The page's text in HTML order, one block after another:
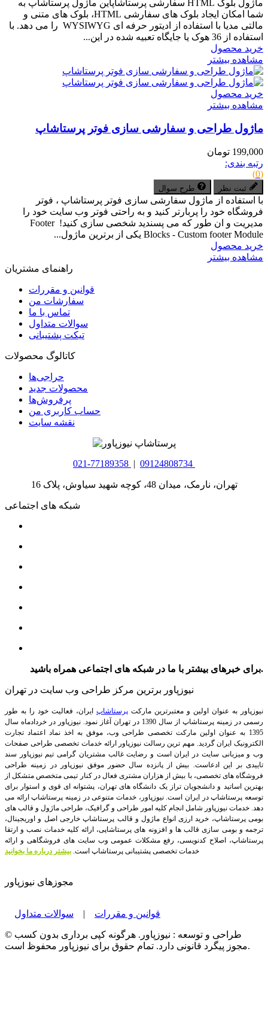
ماژول بلوک HTML سفارشی پرستاشاپاین ماژول پرستاشاپ به
شما امکان ایجاد بلوک های سفارشی HTML، بلوک های متنی و
مالتی مدیا با استفاده از ادیتور حرفه ای WYSIWYG را می دهد. با
استفاده از 36 هوک یا جایگاه تعبیه شده در این...
خرید محصول
مشاهده بیشتر
خرید محصول
مشاهده بیشتر
ماژول طراحی و سفارشی سازی فوتر پرستاشاپ
199,000 تومان
رتبه بندی:
(0)
ثبت نظر طرح سوال
با استفاده از ماژول سفارشی سازی فوتر پرستاشاپ ، فوتر
فروشگاه خود را پربارتر کنید و به راحتی فوتر وب سایت خود را
مدیریت و ان طور که می پسندید شخصی سازی کنید! Footer
Blocks - Custom footer Module یکی از برترین ماژول...
خرید محصول
مشاهده بیشتر
راهنمای مشتریان
قوانین و مقررات
سفارشات من
تماس با ما
سوالات متداول
تیکت پشتیبانی
کاتالوگ محصولات
حراجی‌ها
محصولات جدید
پرفروش‌ها
حساب کاربری من
نقشه سایت
021-77189358 09124808734
تهران، نارمک، میدان 48، کوچه شهید سیاوش، پلاک 16
شبکه های اجتماعی
برای خبرهای بیشتر با ما در شبکه های اجتماعی همراه باشید.
نیوزپاور برترین مرکز طراحی وب سایت در تهران
نیوزپاور به عنوان اولین و معتبرترین مارکت پرستاشاپ ایران، فعالیت خود را به طور
رسمی در زمینه پرستاشاپ از سال 1390 در تهران آغاز نمود. نیوزپاور در خردادماه سال
1395 به عنوان اولین مارکت تخصصی طراحی وب، موفق به اخذ نماد اعتماد تجارت
الکترونیک ایران گردید. مهم ترین رسالت نیوزپاور ارائه خدمات تخصصی طراحی صفحات
وب و میزبانی سایت در ایران است و رضایت غالب مشتریان گرامی تیم نیوزپاور سند
تاییدی بر این ادعاست. بیش از پانزده سال حضور موفق نیوزپاور در زمینه طراحی
فروشگاه های تخصصی، با بیش از هزاران مشتری فعال در کنار تیمی متخصص متشکل از
بهترین اساتید و دانشجویان تراز یک دانشگاه های تهران، پشتوانه ای قوی و استوار برای
توسعه پرستاشاپ در ایران است.نیوزپاور، خدمات متنوعی در زمینه پرستاشاپ ارائه می
دهد. خدمات نیوزپاور شامل انجام کلیه امور طراحی و گرافیک، طراحی ماژول و قالب های
بومی پرستاشاپ، خرید ارزی انواع ماژول و قالب پرستاشاپ خارجی اصل و اوریجینال،
ترجمه و بومی سازی قالب ها و افزونه های پرستاشاپی، ارائه کلیه خدمات نصب و ارتقا
پرستاشاپ، اصلاح کدنویسی، رفع مشکلات عمومی وب سایت های فروشگاهی و ارائه
خدمات تخصصی پشتیبانی پرستاشاپ است. بیشتر درباره ما بخوانید
مجوزهای نیوزپاور
قوانین و مقررات سوالات متداول
© طراحی و توسعه : نیوزپاور. هرگونه کپی برداری بدون کسب
مجوز پیگرد قانونی دارد. تمام حقوق برای نیوزپاور محفوظ است.